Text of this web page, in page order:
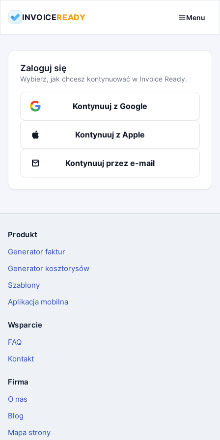
INVOICEREADY Menu
Zaloguj się
Wybierz, jak chcesz kontynuować w Invoice Ready.
Kontynuuj z Google
Kontynuuj z Apple
Kontynuuj przez e-mail
Stopka
Produkt
Generator faktur
Generator kosztorysów
Szablony
Aplikacja mobilna
Wsparcie
FAQ
Kontakt
Firma
O nas
Blog
Mapa strony